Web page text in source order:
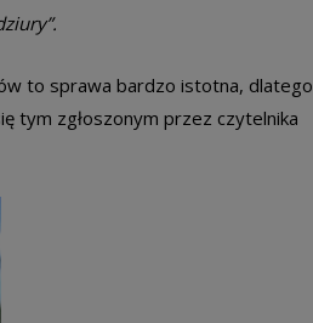
to sprawa bardzo istotna, dlatego
tym zgłoszonym przez czytelnika